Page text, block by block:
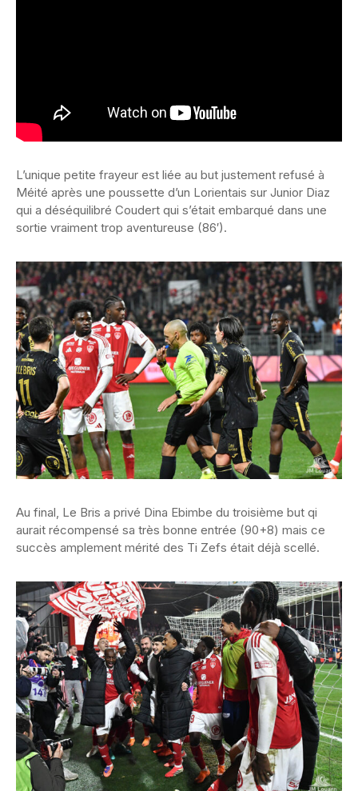
L’unique petite frayeur est liée au but justement refusé à
Méité après une poussette d’un Lorientais sur Junior Diaz
qui a déséquilibré Coudert qui s’était embarqué dans une
sortie vraiment trop aventureuse (86′).
Au final, Le Bris a privé Dina Ebimbe du troisième but qi
aurait récompensé sa très bonne entrée (90+8) mais ce
succès amplement mérité des Ti Zefs était déjà scellé.